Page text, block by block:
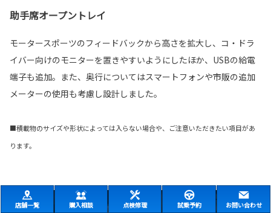
助手席オープントレイ
モータースポーツのフィードバックから高さを拡大し、コ・ドラ
イバー向けのモニターを置きやすいようにしたほか、USBの給電
端子も追加。また、奥行についてはスマートフォンや市販の追加
メーターの使用も考慮し設計しました。
■積載物のサイズや形状によっては入らない場合や、ご注意いただきたい項目があ
ります。
店舗一覧 購入相談 点検修理 試乗予約 お問い合わせ